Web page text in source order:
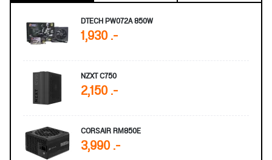
DTECH PW072A 850W
1,930 .-
NZXT C750
2,150 .-
CORSAIR RM850E
3,990 .-